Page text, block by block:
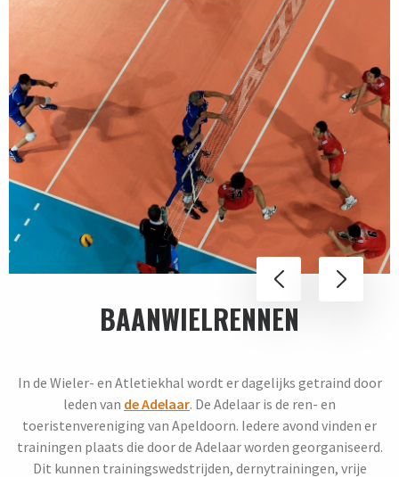
BAANWIELRENNEN
In de Wieler- en Atletiekhal wordt er dagelijks getraind door
leden van de Adelaar. De Adelaar is de ren- en
toeristenvereniging van Apeldoorn. Iedere avond vinden er
trainingen plaats die door de Adelaar worden georganiseerd.
Dit kunnen trainingswedstrijden, dernytrainingen, vrije